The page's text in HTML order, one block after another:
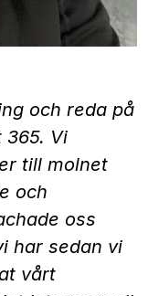
och reda på
365. Vi
till molnet
och
oss
har sedan vi
vårt